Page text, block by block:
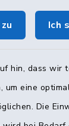
Ich
hin, dass wir
um eine
Die